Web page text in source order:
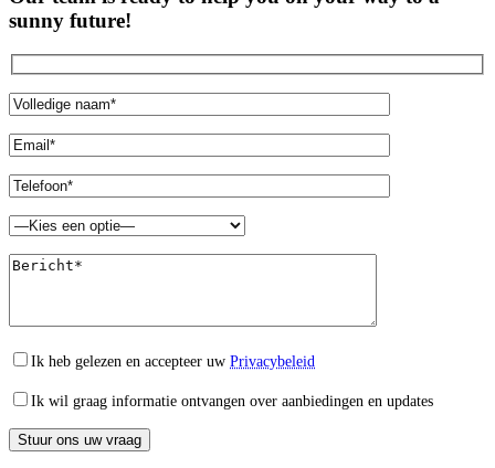
sunny future!
Ik heb gelezen en accepteer uw Privacybeleid
Ik wil graag informatie ontvangen over aanbiedingen en updates